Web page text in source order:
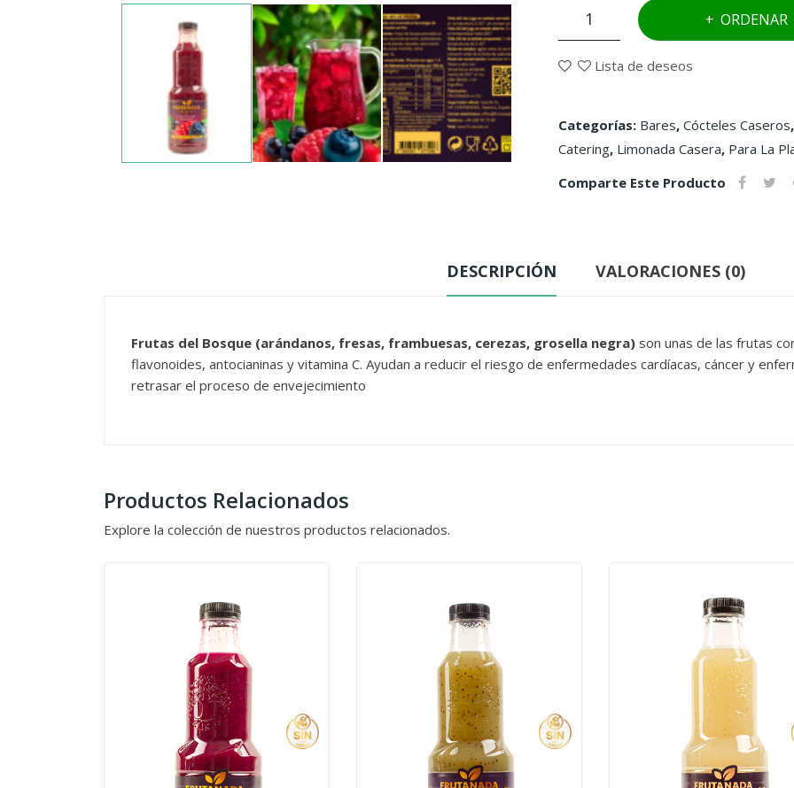
Frutas
bosque
con
azúcar
cantidad
ORDENAR
Lista de deseos
Categorías: Bares, Cócteles Caseros,
Catering, Limonada Casera, Para La
Comparte Este Producto
DESCRIPCIÓN VALORACIONES (0)
Frutas del Bosque (arándanos, fresas, frambuesas, cerezas, grosella negra) son unas de las frutas
flavonoides, antocianinas y vitamina C. Ayudan a reducir el riesgo de enfermedades cardíacas, cáncer y
retrasar el proceso de envejecimiento
Productos Relacionados
Explore la colección de nuestros productos relacionados.